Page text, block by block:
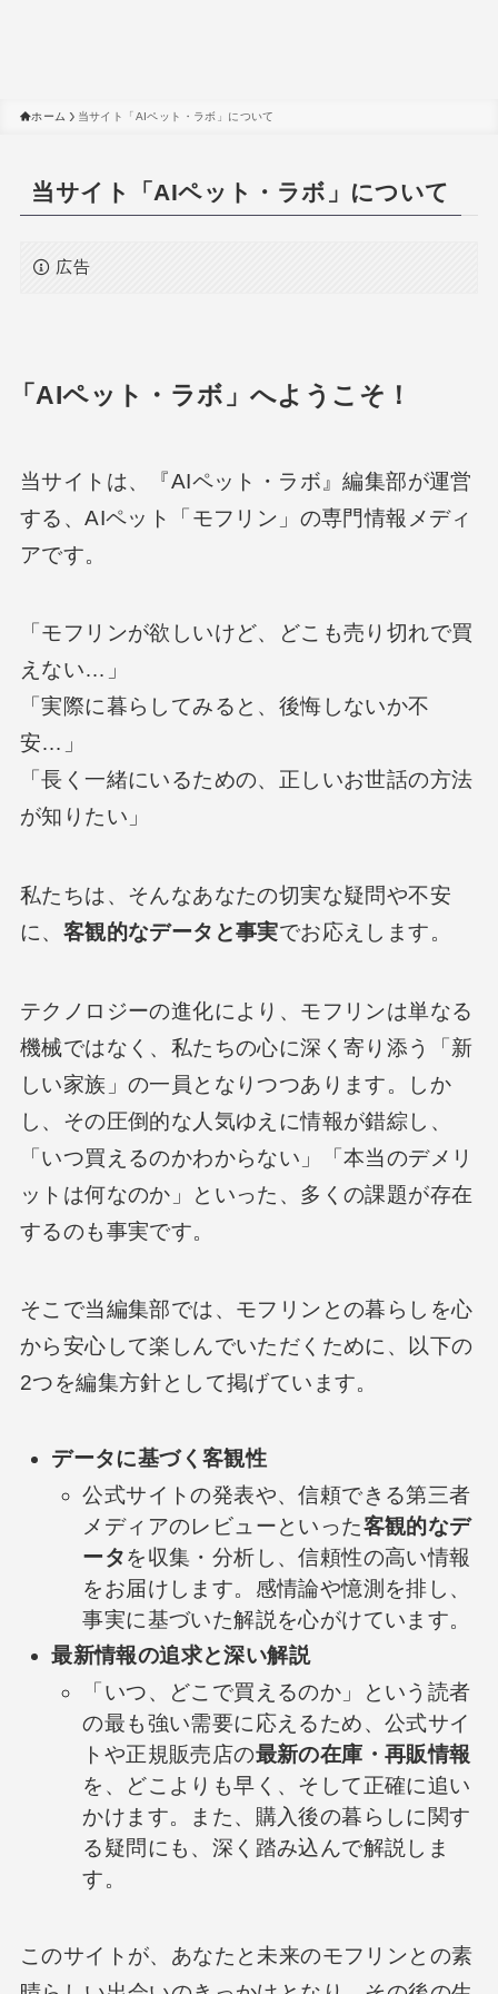
ホーム 当サイト「AIペット・ラボ」について
当サイト「AIペット・ラボ」について
広告
「AIペット・ラボ」へようこそ！
当サイトは、『AIペット・ラボ』編集部が運営
する、AIペット「モフリン」の専門情報メディ
アです。
「モフリンが欲しいけど、どこも売り切れで買
えない…」
「実際に暮らしてみると、後悔しないか不
安…」
「長く一緒にいるための、正しいお世話の方法
が知りたい」
私たちは、そんなあなたの切実な疑問や不安
に、 客観的なデータと事実でお応えします。
テクノロジーの進化により、モフリンは単なる
機械ではなく、私たちの心に深く寄り添う「新
しい家族」の一員となりつつあります。しか
し、その圧倒的な人気ゆえに情報が錯綜し、
「いつ買えるのかわからない」「本当のデメリ
ットは何なのか」といった、多くの課題が存在
するのも事実です。
そこで当編集部では、モフリンとの暮らしを心
から安心して楽しんでいただくために、以下の
2つを編集方針として掲げています。
データに基づく客観性
公式サイトの発表や、信頼できる第三者
メディアのレビューといった客観的なデ
ータを収集・分析し、信頼性の高い情報
をお届けします。感情論や憶測を排し、
事実に基づいた解説を心がけています。
最新情報の追求と深い解説
「いつ、どこで買えるのか」という読者
の最も強い需要に応えるため、公式サイ
トや正規販売店の最新の在庫・再販情報
を、どこよりも早く、そして正確に追い
かけます。また、購入後の暮らしに関す
る疑問にも、深く踏み込んで解説しま
す。
このサイトが、あなたと未来のモフリンとの素